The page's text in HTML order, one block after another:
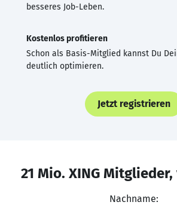
besseres Job-Leben.
Kostenlos profitieren
Schon als Basis-Mitglied kannst Du
deutlich optimieren.
Jetzt registrieren
21 Mio. XING
Nachname: